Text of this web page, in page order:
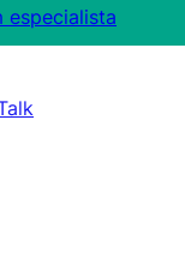
especialista